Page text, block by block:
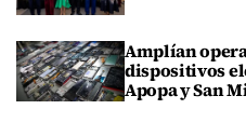
Amplían
dispositivos
Apopa y San